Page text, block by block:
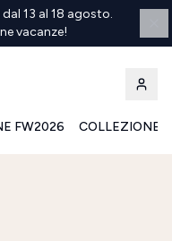
13 al 18 agosto.
vacanze!
FW2026 COLLEZIONE